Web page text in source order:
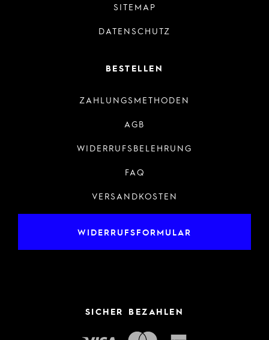
SITEMAP
DATENSCHUTZ
BESTELLEN
ZAHLUNGSMETHODEN
AGB
WIDERRUFSBELEHRUNG
FAQ
VERSANDKOSTEN
WIDERRUFSFORMULAR
SICHER BEZAHLEN